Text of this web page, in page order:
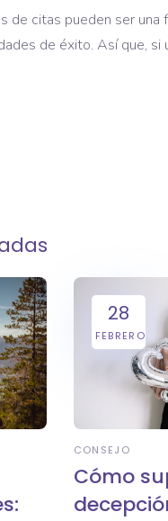
de citas pueden ser
de éxito. Así que,
28
FEBRERO
CONSEJO
Cómo